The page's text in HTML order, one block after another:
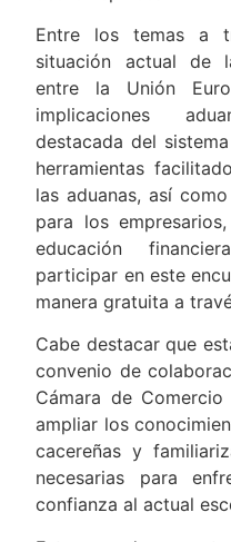
Entre los temas a
situación actual de
entre la Unión
implicaciones
destacada del
herramientas
las aduanas, así
para los
educación
participar en este
manera gratuita a
Cabe destacar que
convenio de
Cámara de
ampliar los
cacereñas y
necesarias para
confianza al actual